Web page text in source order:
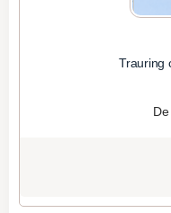
Trauring